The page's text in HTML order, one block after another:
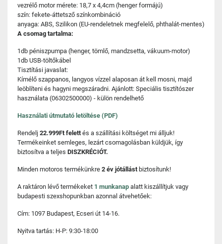
vezrélő motor mérete: 18,7 x 4,4cm (henger formájú)
szín: fekete-áttetsző színkombináció
anyaga: ABS, Szilikon (EU-rendeletnek megfelelő, phthalát-mentes)
A csomag tartalma:
1db péniszpumpa (henger, tömlő, mandzsetta, vákuum-motor)
1db USB-töltőkábel
Tisztítási javaslat:
Kímélő szappanos, langyos vízzel alaposan át kell mosni, majd
leöblíteni és hagyni megszáradni. Ajánlott: Speciális tisztítószer
használata (06302500000) - külön rendelhető
Használati útmutató letöltése (PDF)
Rendelj 22.999Ft felettés a szállítási költséget mi álljuk!
Termékeinket semleges, lezárt csomagolásban küldjük, így
biztosítva a teljes DISZKRÉCIÓT.
Minden motoros termékünkre 2 év jótállást biztosítunk!
A raktáron lévő termékeket 1 munkanap alatt kiszállítjuk vagy
budapesti szexshopunkban azonnal átvehetőek:
Cím: 1097 Budapest, Ecseri út 14-16.
Nyitva tartás: H-P: 9:30-18:00